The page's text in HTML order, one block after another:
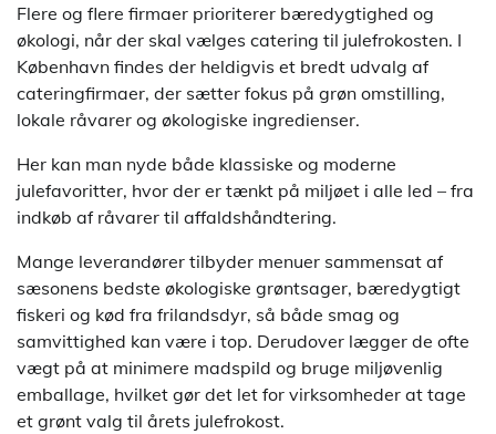
Flere og flere firmaer prioriterer bæredygtighed og
økologi, når der skal vælges catering til julefrokosten. I
København findes der heldigvis et bredt udvalg af
cateringfirmaer, der sætter fokus på grøn omstilling,
lokale råvarer og økologiske ingredienser.
Her kan man nyde både klassiske og moderne
julefavoritter, hvor der er tænkt på miljøet i alle led – fra
indkøb af råvarer til affaldshåndtering.
Mange leverandører tilbyder menuer sammensat af
sæsonens bedste økologiske grøntsager, bæredygtigt
fiskeri og kød fra frilandsdyr, så både smag og
samvittighed kan være i top. Derudover lægger de ofte
vægt på at minimere madspild og bruge miljøvenlig
emballage, hvilket gør det let for virksomheder at tage
et grønt valg til årets julefrokost.